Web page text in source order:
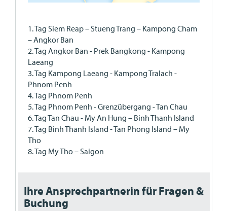
1. Tag Siem Reap – Stueng Trang – Kampong Cham
– Angkor Ban
2. Tag Angkor Ban - Prek Bangkong - Kampong
Laeang
3. Tag Kampong Laeang - Kampong Tralach -
Phnom Penh
4. Tag Phnom Penh
5. Tag Phnom Penh - Grenzübergang - Tan Chau
6. Tag Tan Chau - My An Hung – Binh Thanh Island
7. Tag Binh Thanh Island - Tan Phong Island – My
Tho
8. Tag My Tho – Saigon
Ihre Ansprechpartnerin für Fragen &
Buchung